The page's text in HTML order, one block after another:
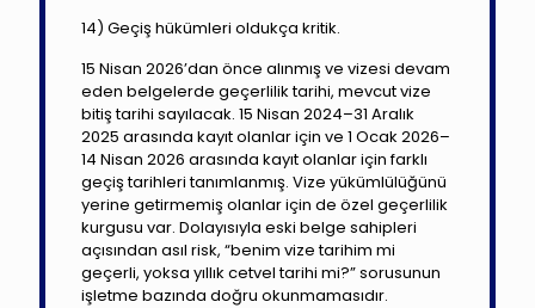
14) Geçiş hükümleri oldukça kritik.
15 Nisan 2026’dan önce alınmış ve vizesi devam
eden belgelerde geçerlilik tarihi, mevcut vize
bitiş tarihi sayılacak. 15 Nisan 2024–31 Aralık
2025 arasında kayıt olanlar için ve 1 Ocak 2026–
14 Nisan 2026 arasında kayıt olanlar için farklı
geçiş tarihleri tanımlanmış. Vize yükümlülüğünü
yerine getirmemiş olanlar için de özel geçerlilik
kurgusu var. Dolayısıyla eski belge sahipleri
açısından asıl risk, “benim vize tarihim mi
geçerli, yoksa yıllık cetvel tarihi mi?” sorusunun
işletme bazında doğru okunmamasıdır.